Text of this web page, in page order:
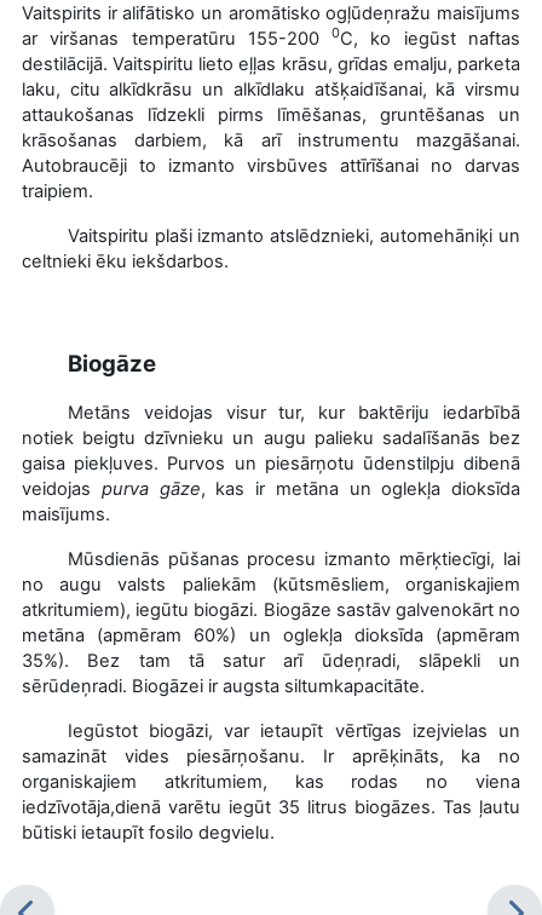
Vaitspirits ir alifātisko un aromātisko ogļūdeņražu maisījums
ar viršanas temperatūru 155-2000C, ko iegūst naftas
destilācijā. Vaitspiritu lieto eļļas krāsu, grīdas emalju, parketa
laku, citu alkīdkrāsu un alkīdlaku atšķaidīšanai, kā virsmu
attaukošanas līdzekli pirms līmēšanas, gruntēšanas un
krāsošanas darbiem, kā arī instrumentu mazgāšanai.
Autobraucēji to izmanto virsbūves attīrīšanai no darvas
traipiem.
Vaitspiritu plaši izmanto atslēdznieki, automehāniķi un
celtnieki ēku iekšdarbos.
Biogāze
Metāns veidojas visur tur, kur baktēriju iedarbībā
notiek beigtu dzīvnieku un augu palieku sadalīšanās bez
gaisa piekļuves. Purvos un piesārņotu ūdenstilpju dibenā
veidojas purva gāze, kas ir metāna un oglekļa dioksīda
maisījums.
Mūsdienās pūšanas procesu izmanto mērķtiecīgi, lai
no augu valsts paliekām (kūtsmēsliem, organiskajiem
atkritumiem), iegūtu biogāzi. Biogāze sastāv galvenokārt no
metāna (apmēram 60%) un oglekļa dioksīda (apmēram
35%). Bez tam tā satur arī ūdeņradi, slāpekli un
sērūdeņradi. Biogāzei ir augsta siltumkapacitāte.
Iegūstot biogāzi, var ietaupīt vērtīgas izejvielas un
samazināt vides piesārņošanu. Ir aprēķināts, ka no
organiskajiem atkritumiem, kas rodas no viena
iedzīvotāja,dienā varētu iegūt 35 litrus biogāzes. Tas ļautu
būtiski ietaupīt fosilo degvielu.